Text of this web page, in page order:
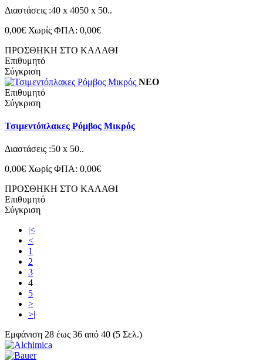
Διαστάσεις :40 x 4050 x 50..
0,00€ Χωρίς ΦΠΑ: 0,00€
ΠΡΟΣΘΗΚΗ ΣΤΟ ΚΑΛΑΘΙ
Επιθυμητό
Σύγκριση
ΝΕΟ
Επιθυμητό
Σύγκριση
Τσιμεντόπλακες Ρόμβος Μικρός
Διαστάσεις :50 x 50..
0,00€ Χωρίς ΦΠΑ: 0,00€
ΠΡΟΣΘΗΚΗ ΣΤΟ ΚΑΛΑΘΙ
Επιθυμητό
Σύγκριση
|<
<
1
2
3
4
5
>
>|
Εμφάνιση 28 έως 36 από 40 (5 Σελ.)